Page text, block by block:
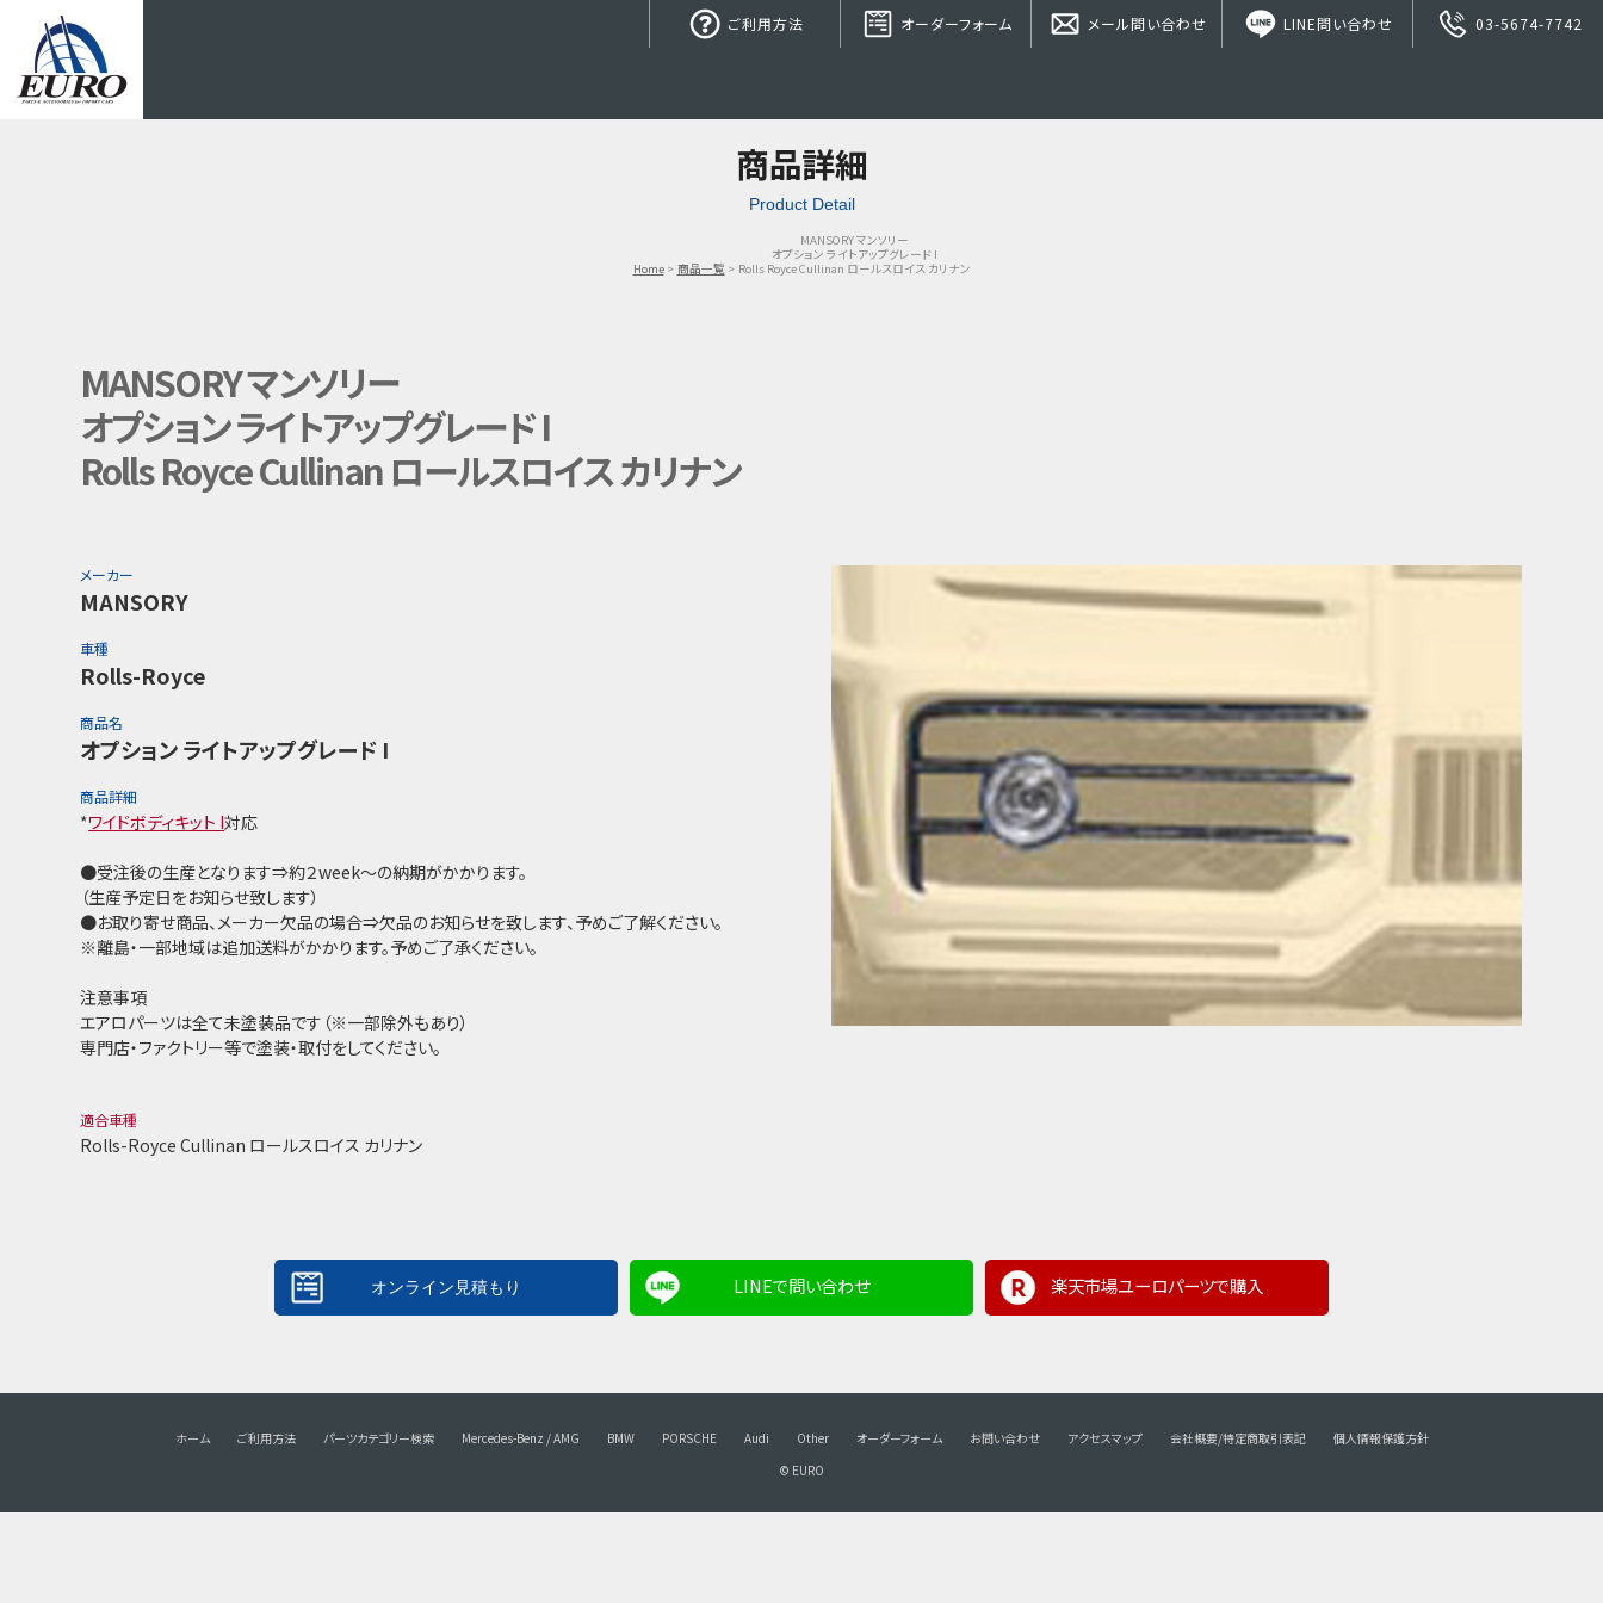
ご利用方法 オーダーフォーム メール問い合わせ LINE問い合わせ 03-5674-7742
商品詳細
Product Detail
Home 商品一覧
MANSORY マンソリー
オプション ライトアップグレード I
Rolls Royce Cullinan ロールスロイス カリナン
MANSORY マンソリー
オプション ライトアップグレード I
Rolls Royce Cullinan ロールスロイス カリナン
メーカー
MANSORY
車種
Rolls-Royce
商品名
オプション ライトアップグレード I
商品詳細
*ワイドボディキット I対応
●受注後の生産となります⇒約２week～の納期がかかります。
（生産予定日をお知らせ致します）
●お取り寄せ商品、メーカー欠品の場合⇒欠品のお知らせを致します、予めご了解ください。
※離島・一部地域は追加送料がかかります。予めご了承ください。
注意事項
エアロパーツは全て未塗装品です（※一部除外もあり）
専門店・ファクトリー等で塗装・取付をしてください。
適合車種
Rolls-Royce Cullinan ロールスロイス カリナン
LINEで問い合わせ 楽天市場ユーロパーツで購入
ホーム ご利用方法 パーツカテゴリー検索 Mercedes-Benz / AMG BMW PORSCHE Audi Other オーダーフォーム お問い合わせ アクセスマップ 会社概要/特定商取引表記
個人情報保護方針
© EURO